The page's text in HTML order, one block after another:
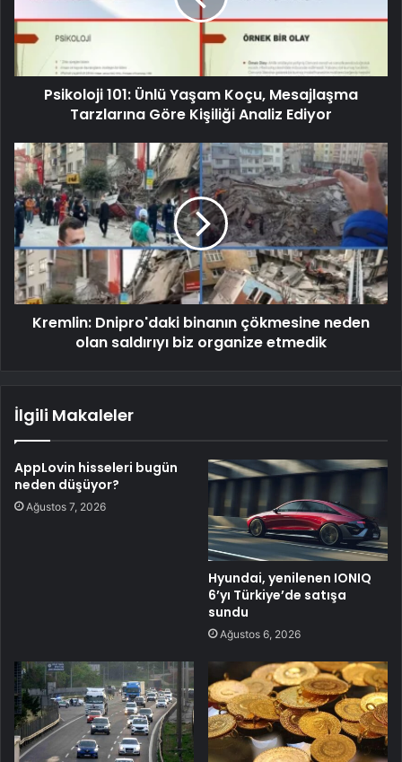
Psikoloji 101: Ünlü Yaşam Koçu, Mesajlaşma
Tarzlarına Göre Kişiliği Analiz Ediyor
Kremlin: Dnipro'daki binanın çökmesine neden
olan saldırıyı biz organize etmedik
İlgili Makaleler
AppLovin hisseleri bugün
neden düşüyor?
Ağustos 7, 2026
Hyundai, yenilenen IONIQ
6’yı Türkiye’de satışa
sundu
Ağustos 6, 2026